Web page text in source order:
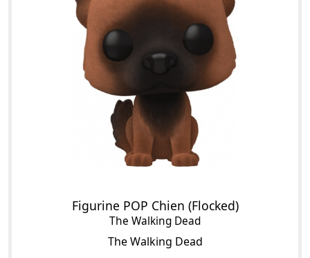
Figurine POP Chien (Flocked)
The Walking Dead
The Walking Dead